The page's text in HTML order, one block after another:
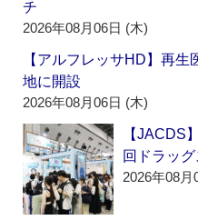
チ
2026年08月06日 (木)
【アルフレッサHD】再
地に開設
2026年08月06日 (木)
【JACDS
回ドラッ
2026年08月